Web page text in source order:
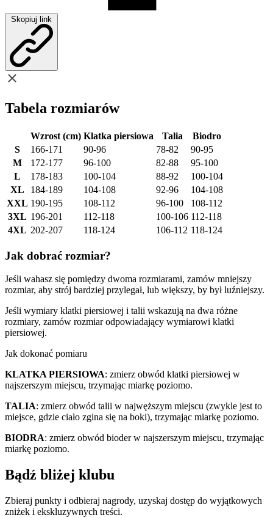
Skopiuj link
Tabela rozmiarów
Wzrost (cm) Klatka piersiowa Talia
Biodro
S
166-171 90-96 78-82
90-95
M
172-177 96-100 82-88
95-100
L
178-183 100-104 88-92
100-104
XL
184-189 104-108 92-96
104-108
XXL 190-195 108-112 96-100
108-112
3XL 196-201 112-118 100-106 112-118
4XL 202-207 118-124 106-112 118-124
Jak dobrać rozmiar?
Jeśli wahasz się pomiędzy dwoma rozmiarami, zamów mniejszy
rozmiar, aby strój bardziej przylegał, lub większy, by był luźniejszy.
Jeśli wymiary klatki piersiowej i talii wskazują na dwa różne
rozmiary, zamów rozmiar odpowiadający wymiarowi klatki
piersiowej.
Jak dokonać pomiaru
KLATKA PIERSIOWA: zmierz obwód klatki piersiowej w
najszerszym miejscu, trzymając miarkę poziomo.
TALIA: zmierz obwód talii w najwęższym miejscu (zwykle jest to
miejsce, gdzie ciało zgina się na boki), trzymając miarkę poziomo.
BIODRA: zmierz obwód bioder w najszerszym miejscu, trzymając
miarkę poziomo.
Bądź bliżej klubu
Zbieraj punkty i odbieraj nagrody, uzyskaj dostęp do wyjątkowych
zniżek i ekskluzywnych treści.